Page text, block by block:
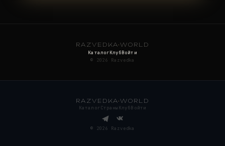
RAZVEDKA·WORLD
КаталогКлубВойти
©
2026 Razvedka
RAZVEDKA·WORLD
Каталог Страны КлубВойти
© 2026 Razvedka